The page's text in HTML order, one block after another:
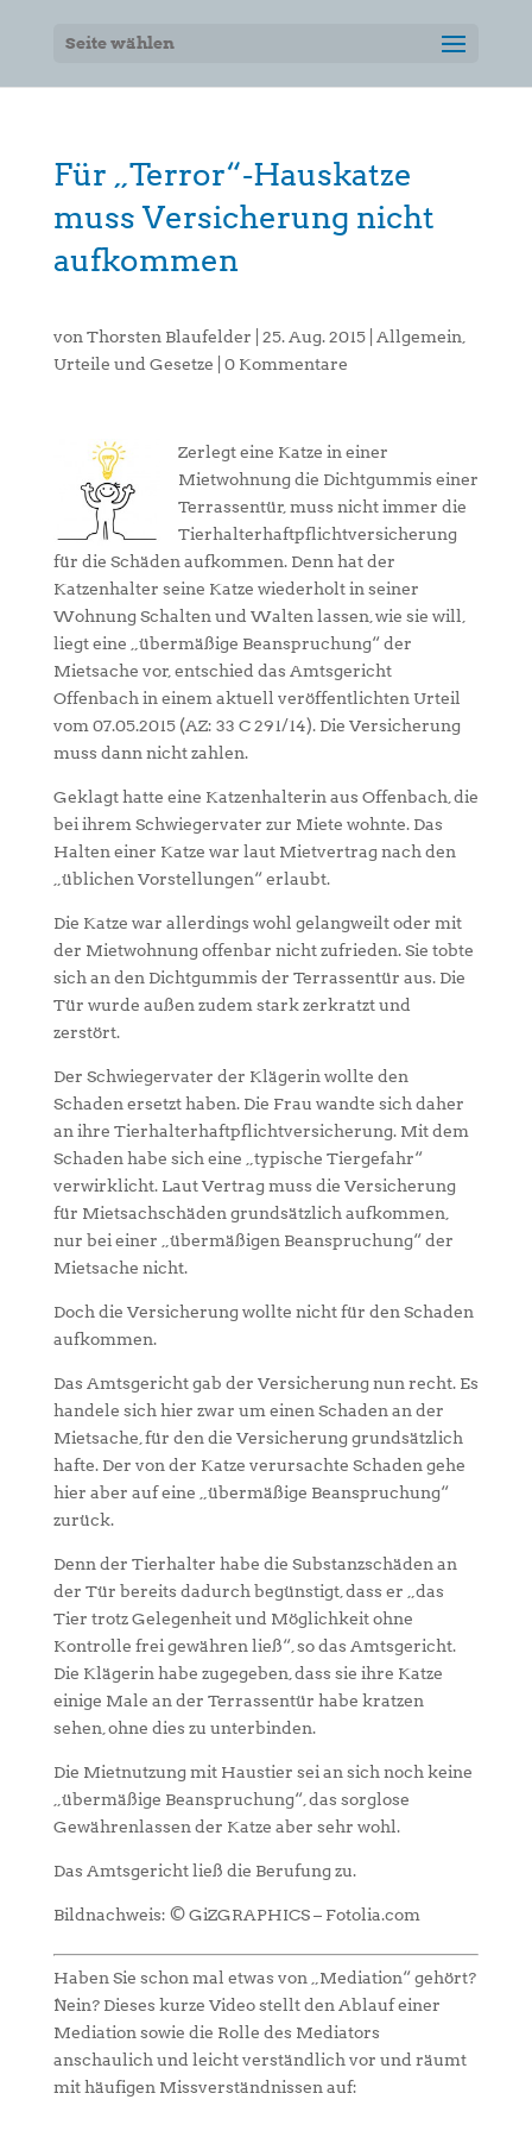
Seite wählen
Für „Terror“-Hauskatze
muss Versicherung nicht
aufkommen
von Thorsten Blaufelder 25. Aug. 2015| Allgemein
Urteile und Gesetze
0 Kommentare
Zerlegt eine Katze in einer
Mietwohnung die Dichtgummis einer
Terrassentür, muss nicht immer die
Tierhalterhaftpflichtversicherung
für die Schäden aufkommen. Denn hat der
Katzenhalter seine Katze wiederholt in seiner
Wohnung Schalten und Walten lassen, wie sie will,
liegt eine „übermäßige Beanspruchung“ der
Mietsache vor, entschied das Amtsgericht
Offenbach in einem aktuell veröffentlichten Urteil
vom 07.05.2015 (AZ: 33 C 291/14). Die Versicherung
muss dann nicht zahlen.
Geklagt hatte eine Katzenhalterin aus Offenbach, die
bei ihrem Schwiegervater zur Miete wohnte. Das
Halten einer Katze war laut Mietvertrag nach den
„üblichen Vorstellungen“ erlaubt.
Die Katze war allerdings wohl gelangweilt oder mit
der Mietwohnung offenbar nicht zufrieden. Sie tobte
sich an den Dichtgummis der Terrassentür aus. Die
Tür wurde außen zudem stark zerkratzt und
zerstört.
Der Schwiegervater der Klägerin wollte den
Schaden ersetzt haben. Die Frau wandte sich daher
an ihre Tierhalterhaftpflichtversicherung. Mit dem
Schaden habe sich eine „typische Tiergefahr“
verwirklicht. Laut Vertrag muss die Versicherung
für Mietsachschäden grundsätzlich aufkommen,
nur bei einer „übermäßigen Beanspruchung“ der
Mietsache nicht.
Doch die Versicherung wollte nicht für den Schaden
aufkommen.
Das Amtsgericht gab der Versicherung nun recht. Es
handele sich hier zwar um einen Schaden an der
Mietsache, für den die Versicherung grundsätzlich
hafte. Der von der Katze verursachte Schaden gehe
hier aber auf eine „übermäßige Beanspruchung“
zurück.
Denn der Tierhalter habe die Substanzschäden an
der Tür bereits dadurch begünstigt, dass er „das
Tier trotz Gelegenheit und Möglichkeit ohne
Kontrolle frei gewähren ließ“, so das Amtsgericht.
Die Klägerin habe zugegeben, dass sie ihre Katze
einige Male an der Terrassentür habe kratzen
sehen, ohne dies zu unterbinden.
Die Mietnutzung mit Haustier sei an sich noch keine
„übermäßige Beanspruchung“, das sorglose
Gewährenlassen der Katze aber sehr wohl.
Das Amtsgericht ließ die Berufung zu.
Bildnachweis: © GiZGRAPHICS – Fotolia.com
Haben Sie schon mal etwas von „Mediation“ gehört?
Nein? Dieses kurze Video stellt den Ablauf einer
Mediation sowie die Rolle des Mediators
anschaulich und leicht verständlich vor und räumt
mit häufigen Missverständnissen auf: